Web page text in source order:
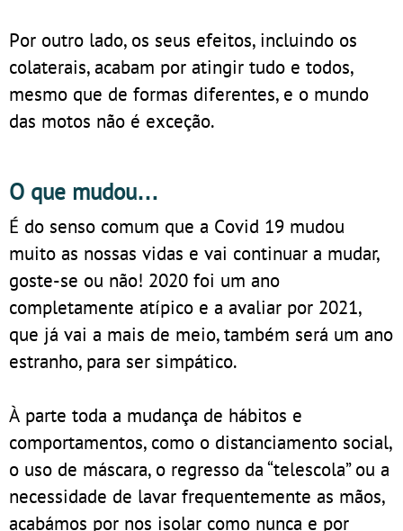
Por outro lado, os seus efeitos, incluindo os
colaterais, acabam por atingir tudo e todos,
mesmo que de formas diferentes, e o mundo
das motos não é exceção.
O que mudou…
É do senso comum que a Covid 19 mudou
muito as nossas vidas e vai continuar a mudar,
goste-se ou não! 2020 foi um ano
completamente atípico e a avaliar por 2021,
que já vai a mais de meio, também será um ano
estranho, para ser simpático.
À parte toda a mudança de hábitos e
comportamentos, como o distanciamento social,
o uso de máscara, o regresso da “telescola” ou a
necessidade de lavar frequentemente as mãos,
acabámos por nos isolar como nunca e por